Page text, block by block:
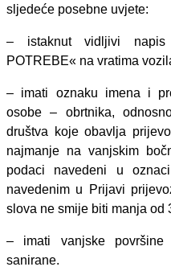
sljedeće posebne uvjete:
– istaknut vidljivi napis
POTREBE« na vratima
– imati oznaku imena i
osobe – obrtnika,
društva koje obavlja
najmanje na vanjskim
podaci navedeni u
navedenim u Prijavi
slova ne smije biti manja od
– imati vanjske
sanirane.